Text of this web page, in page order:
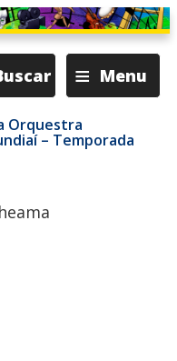
≡ Menu
Orquestra
– Temporada